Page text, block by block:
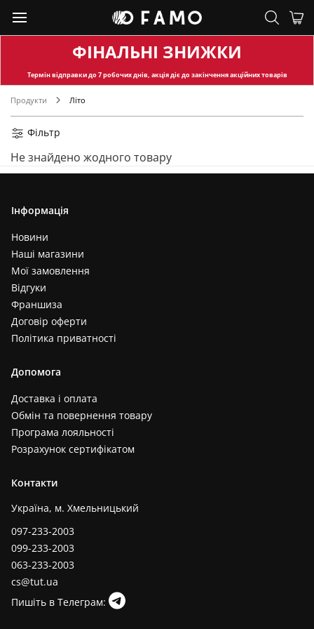
ФІНАЛЬНІ ЗНИЖКИ
Термін відправкидо 7 робочих днів, акція діє до закінчення акційних товарів
Продукти Літо
Фільтр
Не знайдено жодного товару
Інформація
Новини
Наші магазини
Мої замовлення
Відгуки
Франшиза
Договір оферти
Політика приватності
Допомога
Доставка і оплата
Обмін та повернення товару
Програма лояльності
Розрахунок сертифікатом
Контакти
Україна, м. Хмельницький
097-233-2003
099-233-2003
063-233-2003
cs@tut.ua
Пишіть в Телеграм: